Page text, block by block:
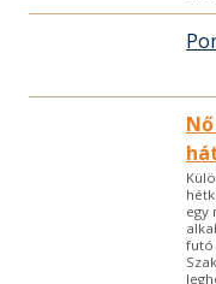
egy
futó